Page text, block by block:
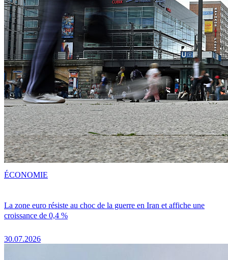
La zone euro résiste au choc de la guerre en Iran et affiche une
croissance de 0,4 %
30.07.2026
ÉCONOMIE